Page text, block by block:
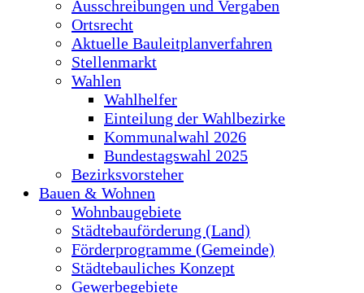
Ausschreibungen und Vergaben
Ortsrecht
Aktuelle Bauleitplanverfahren
Stellenmarkt
Wahlen
Wahlhelfer
Einteilung der Wahlbezirke
Kommunalwahl 2026
Bundestagswahl 2025
Bezirksvorsteher
Bauen & Wohnen
Wohnbaugebiete
Städtebauförderung (Land)
Förderprogramme (Gemeinde)
Städtebauliches Konzept
Gewerbegebiete